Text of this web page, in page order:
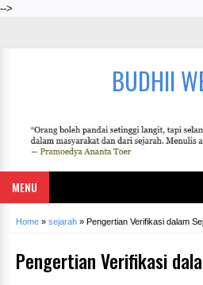
-->
BUDHII
MENU
Home » sejarah » Pengertian Verifikasi dalam
Pengertian Verifikasi